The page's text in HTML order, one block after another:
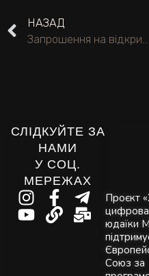
НАЗАД
Запрошення на відкриття виставки творів професора Є. А. Кибрика в Києві.
Проєкт
цифрова
юдаїки
Союз за
СЛІДКУЙТЕ ЗА
НАМИ
У СОЦ.
МЕРЕЖАХ